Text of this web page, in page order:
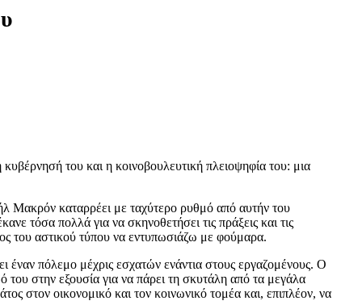
του και η κοινοβουλευτική πλειοψηφία του: μια
Μακρόν καταρρέει με ταχύτερο ρυθμό από αυτήν του
τόσα πολλά για να σκηνοθετήσει τις πράξεις και τις
του αστικού τύπου να εντυπωσιάζω με φούμαρα.
έναν πόλεμο μέχρις εσχατών ενάντια στους εργαζομένους. Ο
του στην εξουσία για να πάρει τη σκυτάλη από τα μεγάλα
στον οικονομικό και τον κοινωνικό τομέα και, επιπλέον, να